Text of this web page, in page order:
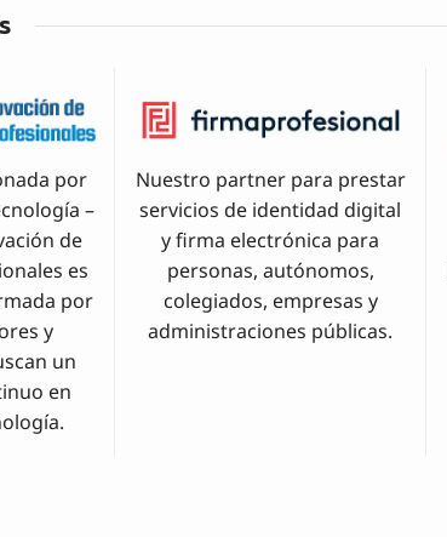
por
–
de
es
por
y
un
en
Nuestro partner para prestar
servicios de identidad digital
y firma electrónica para
personas, autónomos,
colegiados, empresas y
administraciones públicas.